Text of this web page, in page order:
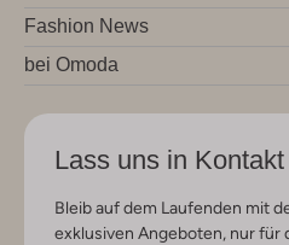
Fashion News
bei Omoda
Lass uns in
Bleib auf dem Laufenden mit
exklusiven Angeboten, nur für